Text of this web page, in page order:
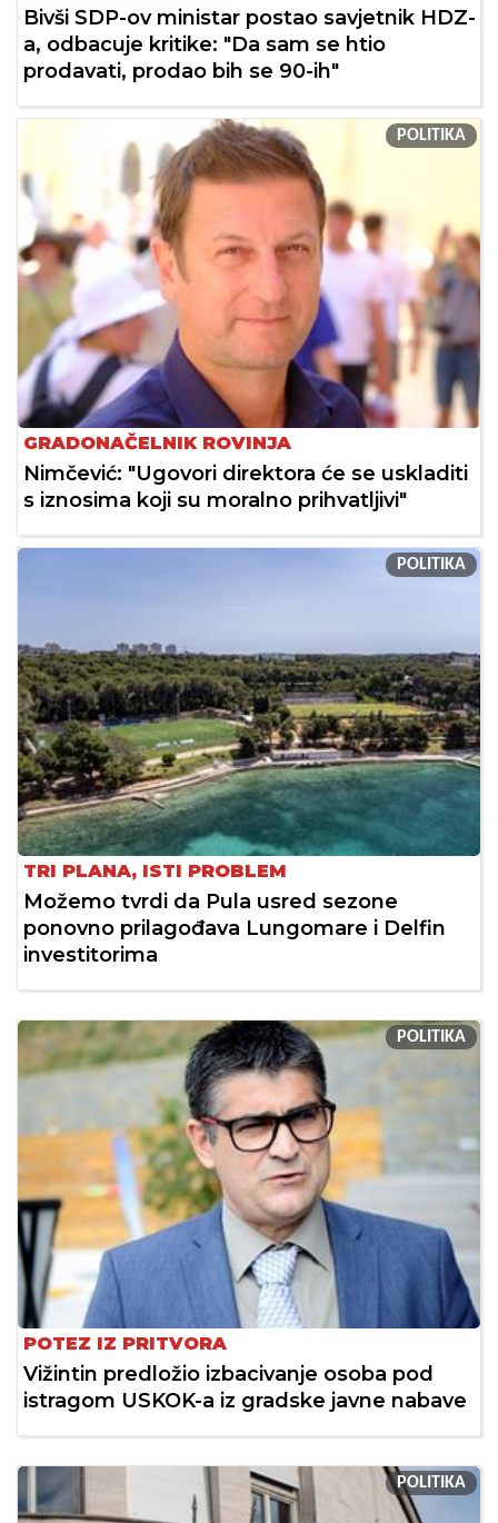
Bivši SDP-ov ministar postao savjetnik HDZ-
a, odbacuje kritike: "Da sam se htio
prodavati, prodao bih se 90-ih"
POLITIKA
GRADONAČELNIK ROVINJA
Nimčević: "Ugovori direktora će se uskladiti
s iznosima koji su moralno prihvatljivi"
POLITIKA
TRI PLANA, ISTI PROBLEM
Možemo tvrdi da Pula usred sezone
ponovno prilagođava Lungomare i Delfin
investitorima
POLITIKA
POTEZ IZ PRITVORA
Vižintin predložio izbacivanje osoba pod
istragom USKOK-a iz gradske javne nabave
POLITIKA